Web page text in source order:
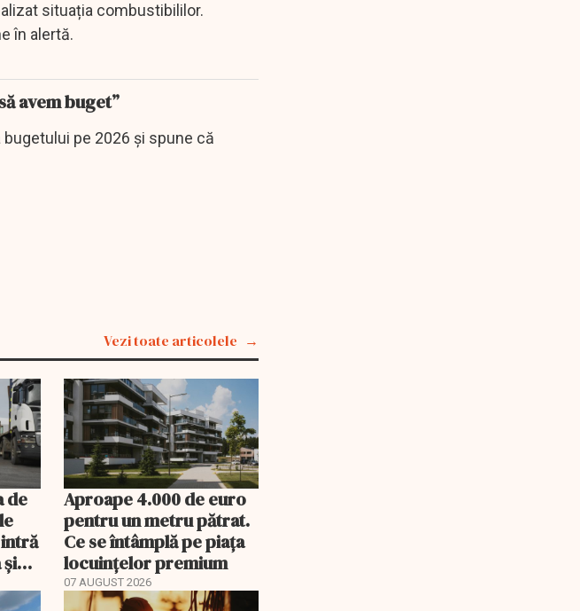
situația combustibililor.
în alertă.
avem buget”
pe 2026 și spune că
Vezi toate articolele
de
Aproape 4.000 de euro
pentru un metru pătrat.
Ce se întâmplă pe piața
locuințelor premium
07 AUGUST 2026